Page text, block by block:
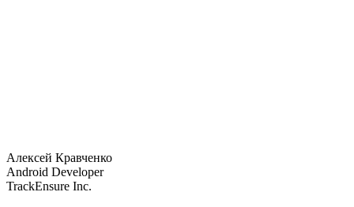
Алексей Кравченко
Android Developer
TrackEnsure Inc.